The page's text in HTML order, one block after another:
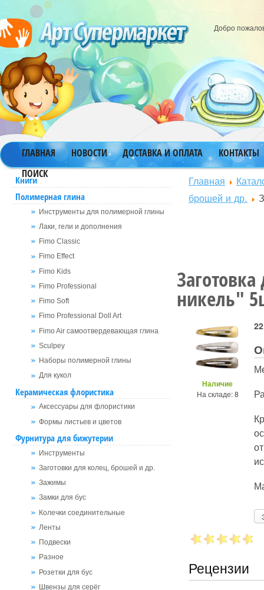
Добро
ГЛАВНАЯ НОВОСТИ ДОСТАВКА И ОПЛАТА
КОНТАКТЫ
ПОИСК
Книги
Полимерная глина
Инструменты для полимерной глины
Лаки, гели и дополнения
Fimo Classic
Fimo Effect
Fimo Kids
Fimo Professional
Fimo Soft
Fimo Professional Doll Art
Fimo Air самоотвердевающая глина
Sculpey
Наборы полимерной глины
Для кукол
Керамическая флористика
Аксессуары для флористики
Формы листьев и цветов
Фурнитура для бижутерии
Инструменты
Заготовки для колец, брошей и др.
Зажимы
Замки для бус
Колечки соединительные
Ленты
Подвески
Разное
Розетки для бус
Швензы для серёг
Главная
брошей и др.
никель"
Наличие
На складе: 8
Рецензии